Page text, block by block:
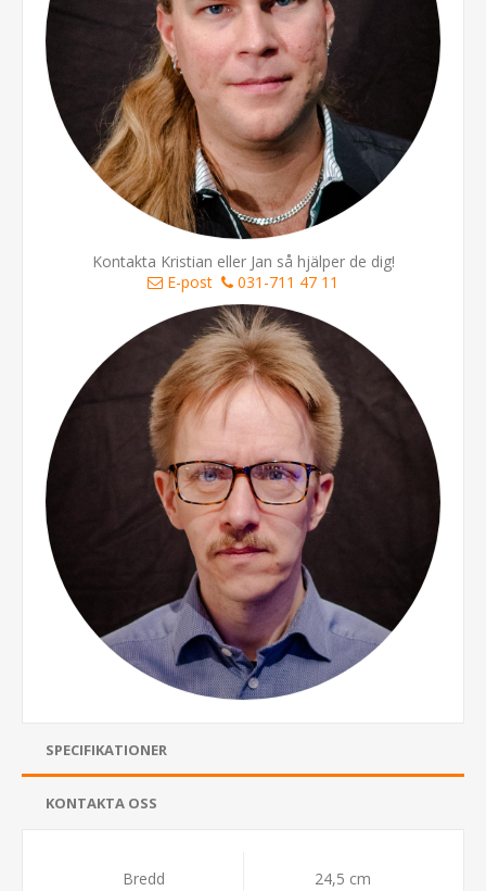
Kontakta Kristian eller Jan så hjälper de dig!
E-post
031-711 47 11
SPECIFIKATIONER
KONTAKTA OSS
Bredd 24,5 cm